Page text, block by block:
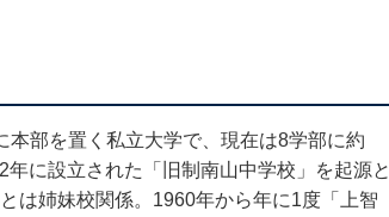
部を置く私立大学で、現在は8学部に約
に設立された「旧制南山中学校」を起源と
は姉妹校関係。1960年から年に1度「上智